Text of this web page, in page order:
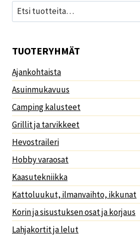
Etsi:
TUOTERYHMÄT
Ajankohtaista
Asuinmukavuus
Camping kalusteet
Grillit ja tarvikkeet
Hevostraileri
Hobby varaosat
Kaasutekniikka
Kattoluukut, ilmanvaihto, ikkunat
Korin ja sisustuksen osat ja korjaus
Lahjakortit ja lelut